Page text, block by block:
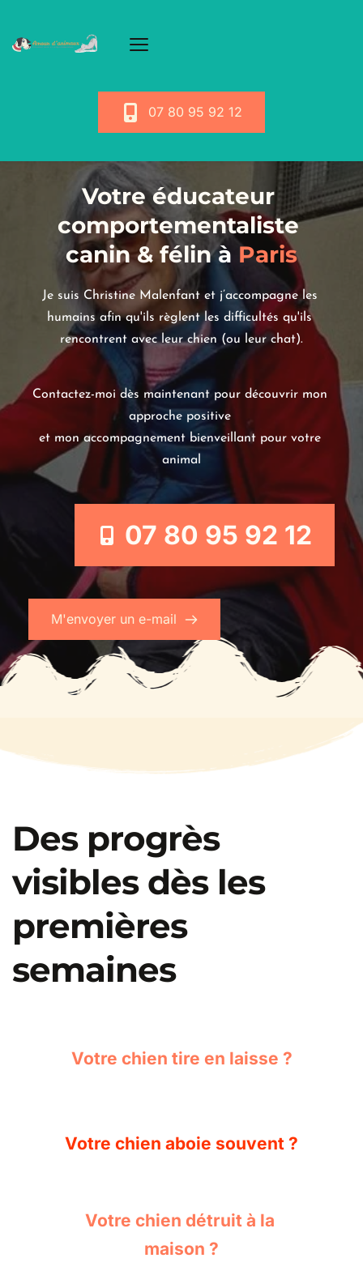
07 80 95 92 12
Votre éducateur
comportementaliste
canin & félin à Paris
Je suis Christine Malenfant et j’accompagne les
humains afin qu'ils règlent les difficultés qu'ils
rencontrent avec leur chien (ou leur chat).
Contactez-moi dès maintenant pour découvrir mon
approche positive
et mon accompagnement bienveillant pour votre
animal
07 80 95 92 12
M'envoyer un e-mail
Des progrès
visibles dès les
premières
semaines
Votre chien tire en laisse ?
Votre chien aboie souvent ?
Votre chien détruit à la
maison ?